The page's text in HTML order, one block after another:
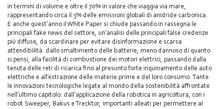
in termini di volume e oltre il 70% in valore che viaggia via mare,
rappresentando circa il 3% delle emissioni globali di anidride carbonica.
E anche quest’anno il White Paper si chiude passando in rassegna le
principali fake news del settore, un’analisi delle principali false credenze
più diffuse, da scardinare per evitare disinformazione e scarsa
attendibilità: dallo smaltimento delle batterie, meno dannoso di quanto
si pensi, alla facilità di combustione dei motori elettrici, passando dalla
tenuta delle reti di ricarica fino al presunto forte inquinamento delle auto
elettriche e all’estrazione delle materie prime e del loro consumo. Tante
le innovazioni tecnologiche legate al mondo della sostenibilità affrontate
nell’ultimo capitolo: dall’applicazione della robotica in agricoltura, con i
robot Sweeper, Bakus e Trecktor, importanti alleati per permettere al